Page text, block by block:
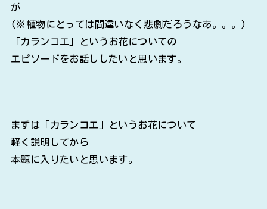
が
(※植物にとっては間違いなく悲劇だろうなあ。。。)
「カランコエ」というお花についての
エピソードをお話ししたいと思います。
まずは「カランコエ」というお花について
軽く説明してから
本題に入りたいと思います。